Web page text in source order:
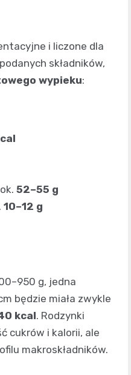
i liczone dla
składników,
wypieku:
52–55 g
10–12 g
g, jedna
będzie miała zwykle
kcal. Rodzynki
cukrów i kalorii, ale
makroskładników.